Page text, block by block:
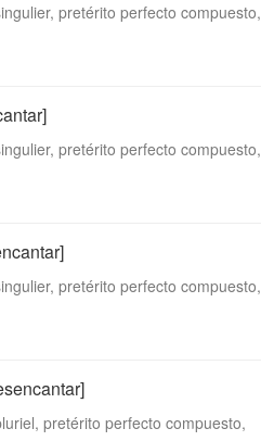
pretérito perfecto compuesto,
pretérito perfecto compuesto,
pretérito perfecto compuesto,
pretérito perfecto compuesto,